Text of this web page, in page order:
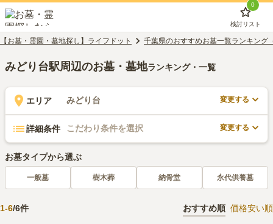
0
検討リスト
【お墓・霊園・墓地探し】ライフドット 千葉県のおすすめお墓一覧ランキング
みどり台駅周辺のお墓・墓地ランキング・一覧
エリア みどり台 変更する
詳細条件 こだわり条件を選択 変更する
お墓タイプから選ぶ
一般墓 樹木葬 納骨堂 永代供養墓
1-6/6件 おすすめ順 価格安い順